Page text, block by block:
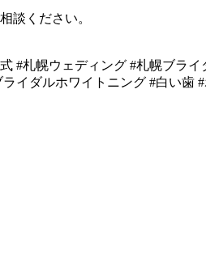
談ください。
#札幌ウェディング #札幌ブラ
イダルホワイトニング #白い歯